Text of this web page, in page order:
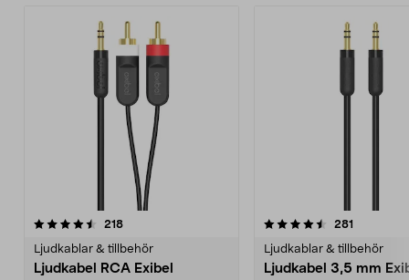
218recensioner
Ljudkablar & tillbehör
Ljudkabel RCA Exibel
4.5av 5 stjärnor 281
Ljudkablar & tillbehör
Ljudkabel 3,5 mm